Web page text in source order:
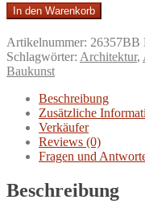
Anton
Johann
Ospel.
Ein
Architekt
des
österreichischen
Spätbarock
(1677
1756).
In den Warenkorb
Artikelnummer: 26357BB
Schlagwörter: Architektur,
Baukunst
Beschreibung
Zusätzliche
Verkäufer
Reviews (0)
Fragen und
Beschreibung